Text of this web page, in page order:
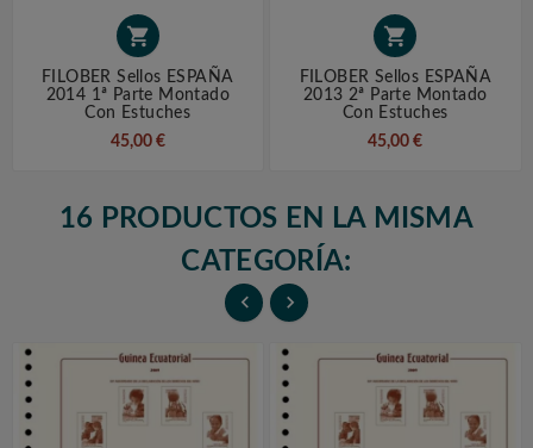

FILOBER Sellos ESPAÑA
2014 1ª Parte Montado
Con Estuches
45,00 €

FILOBER Sellos ESPAÑA
2013 2ª Parte Montado
Con Estuches
45,00 €
16 PRODUCTOS EN LA MISMA
CATEGORÍA:
 